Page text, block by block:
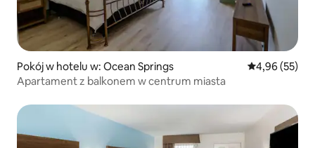
Pokój w hotelu w: Ocean Springs Średnia
4,96 (55)
Apartament z balkonem w centrum miasta